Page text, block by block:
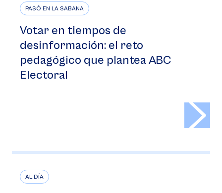
PASÓ EN LA SABANA
Votar en tiempos de
desinformación: el reto
pedagógico que plantea ABC
Electoral
AL DÍA